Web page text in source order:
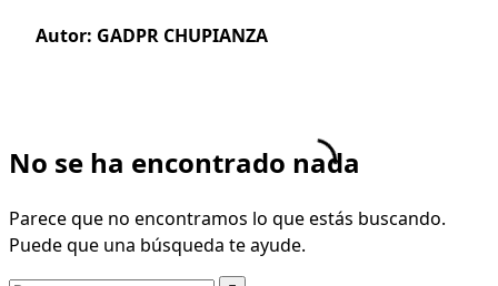
Autor: GADPR CHUPIANZA
No se ha encontrado nada
Parece que no encontramos lo que estás buscando.
Puede que una búsqueda te ayude.